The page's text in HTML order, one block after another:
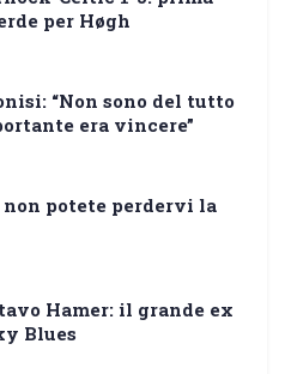
per Høgh
“Non sono del tutto
era vincere”
potete perdervi la
Hamer: il grande ex
Blues